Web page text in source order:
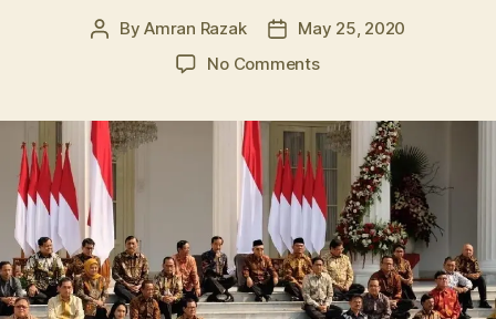
PostByAmran Razak
PostMay 25, 2020
No Commentson
19
Pasca
Lebaran